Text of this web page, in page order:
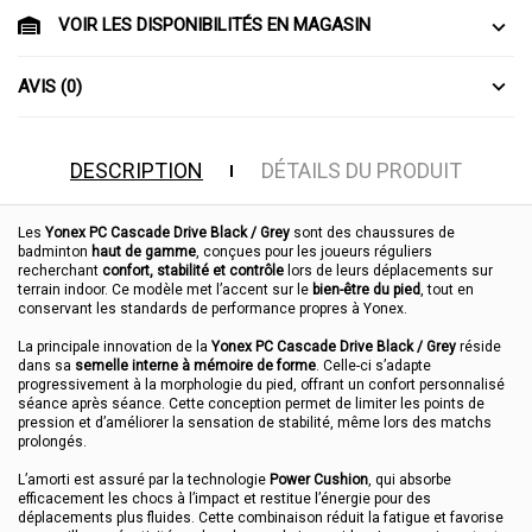
VOIR LES DISPONIBILITÉS EN MAGASIN
AVIS (0)
DESCRIPTION DÉTAILS DU PRODUIT
Les Yonex PC Cascade Drive Black / Grey sont des chaussures de
badminton haut de gamme, conçues pour les joueurs réguliers
recherchant confort, stabilité et contrôle lors de leurs déplacements sur
terrain indoor. Ce modèle met l’accent sur le bien-être du pied, tout en
conservant les standards de performance propres à Yonex.
La principale innovation de la Yonex PC Cascade Drive Black / Grey réside
dans sa semelle interne à mémoire de forme. Celle-ci s’adapte
progressivement à la morphologie du pied, offrant un confort personnalisé
séance après séance. Cette conception permet de limiter les points de
pression et d’améliorer la sensation de stabilité, même lors des matchs
prolongés.
L’amorti est assuré par la technologie Power Cushion, qui absorbe
efficacement les chocs à l’impact et restitue l’énergie pour des
déplacements plus fluides. Cette combinaison réduit la fatigue et favorise